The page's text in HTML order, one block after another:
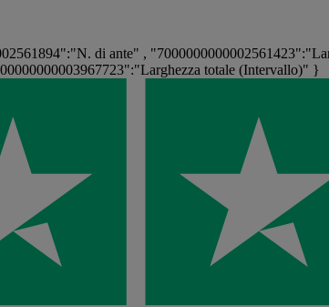
di ante" ,
totale (Intervallo)" }